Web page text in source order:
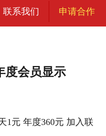
宜荣智联
联系我们 申请合作
度会员显示
1元 年度360元 加入联